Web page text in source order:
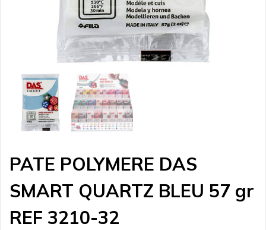
PATE POLYMERE DAS
SMART QUARTZ BLEU 57 gr
REF 3210-32